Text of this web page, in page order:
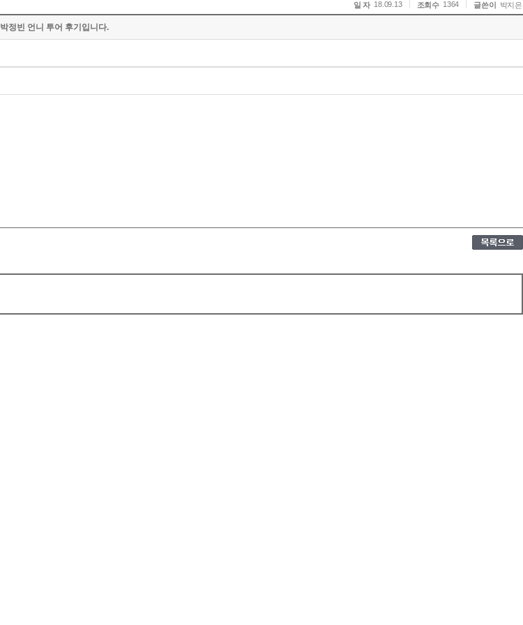
일 자 18.09.13 조회수 1364 글쓴이 박지은
박정빈 언니 투어 후기입니다.